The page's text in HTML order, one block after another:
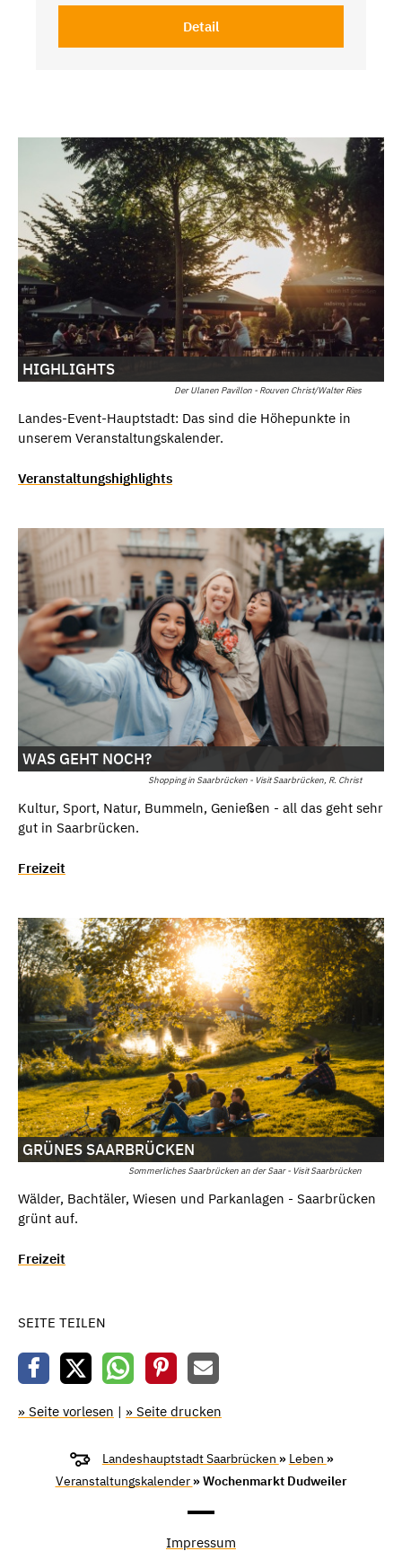
Detail
Der Ulanen Pavillon - Rouven Christ/Walter Ries
HIGHLIGHTS
Landes-Event-Hauptstadt: Das sind die Höhepunkte in
unserem Veranstaltungskalender.
Veranstaltungshighlights
Shopping in Saarbrücken - Visit Saarbrücken, R. Christ
WAS GEHT NOCH?
Kultur, Sport, Natur, Bummeln, Genießen - all das geht sehr
gut in Saarbrücken.
Freizeit
Sommerliches Saarbrücken an der Saar - Visit Saarbrücken
GRÜNES SAARBRÜCKEN
Wälder, Bachtäler, Wiesen und Parkanlagen - Saarbrücken
grünt auf.
Freizeit
SEITE TEILEN
» Seite vorlesen | » Seite drucken
Landeshauptstadt Saarbrücken » Leben »
Veranstaltungskalender » Wochenmarkt Dudweiler
Impressum